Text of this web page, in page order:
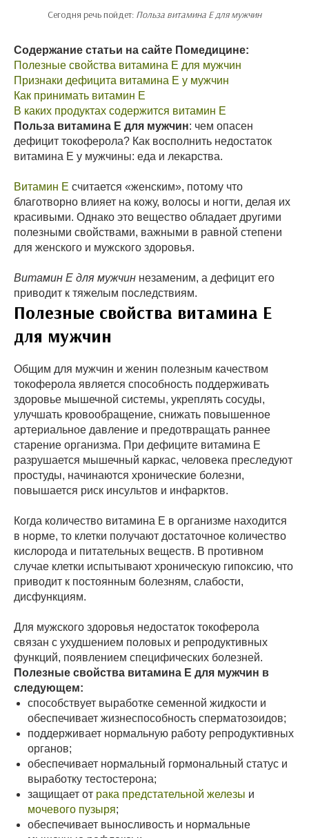
Сегодня речь пойдет: Польза витамина Е для мужчин
Содержание статьи на сайте Помедицине:
Полезные свойства витамина Е для мужчин
Признаки дефицита витамина Е у мужчин
Как принимать витамин Е
В каких продуктах содержится витамин Е
Польза витамина Е для мужчин: чем опасен
дефицит токоферола? Как восполнить недостаток
витамина Е у мужчины: еда и лекарства.
Витамин Е считается «женским», потому что
благотворно влияет на кожу, волосы и ногти, делая их
красивыми. Однако это вещество обладает другими
полезными свойствами, важными в равной степени
для женского и мужского здоровья.
Витамин Е для мужчин незаменим, а дефицит его
приводит к тяжелым последствиям.
Полезные свойства витамина Е
для мужчин
Общим для мужчин и женин полезным качеством
токоферола является способность поддерживать
здоровье мышечной системы, укреплять сосуды,
улучшать кровообращение, снижать повышенное
артериальное давление и предотвращать раннее
старение организма. При дефиците витамина Е
разрушается мышечный каркас, человека преследуют
простуды, начинаются хронические болезни,
повышается риск инсультов и инфарктов.
Когда количество витамина Е в организме находится
в норме, то клетки получают достаточное количество
кислорода и питательных веществ. В противном
случае клетки испытывают хроническую гипоксию, что
приводит к постоянным болезням, слабости,
дисфункциям.
Для мужского здоровья недостаток токоферола
связан с ухудшением половых и репродуктивных
функций, появлением специфических болезней.
Полезные свойства витамина Е для мужчин в
следующем:
способствует выработке семенной жидкости и
обеспечивает жизнеспособность сперматозоидов;
поддерживает нормальную работу репродуктивных
органов;
обеспечивает нормальный гормональный статус и
выработку тестостерона;
защищает от рака предстательной железы и
мочевого пузыря;
обеспечивает выносливость и нормальные